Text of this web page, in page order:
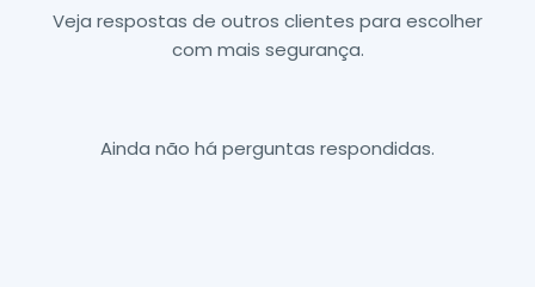
Veja respostas de outros clientes para escolher
com mais segurança.
Ainda não há perguntas respondidas.